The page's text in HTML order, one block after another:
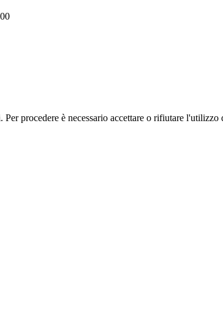
procedere è necessario accettare o rifiutare l'utilizzo